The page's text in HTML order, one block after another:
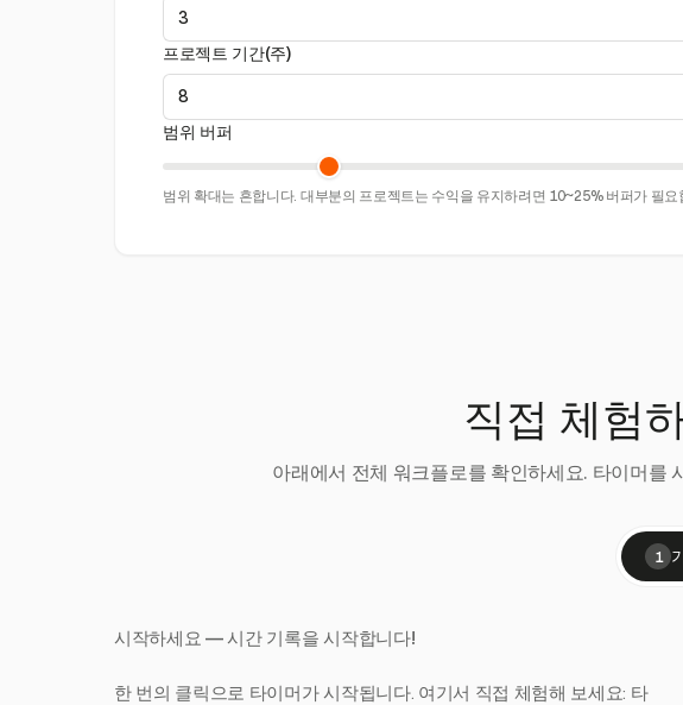
프로젝트 기간(주)
범위 버퍼
범위 확대는 흔합니다. 대부분의 프로젝트는 수익을 유지하려면 10~25% 버퍼가 필요
직접 체험
아래에서 전체 워크플로를 확인하세요. 타이머를
1
시작하세요 — 시간 기록을 시작합니다!
한 번의 클릭으로 타이머가 시작됩니다. 여기서 직접 체험해 보세요: 타